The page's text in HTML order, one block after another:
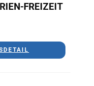
FREIZEIT